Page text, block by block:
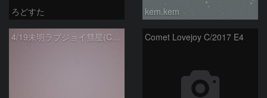
ろどすた kem.kem
4/19未明ラブジョイ彗星(C/2017E4)とM31 Comet Lovejoy C/2017 E4